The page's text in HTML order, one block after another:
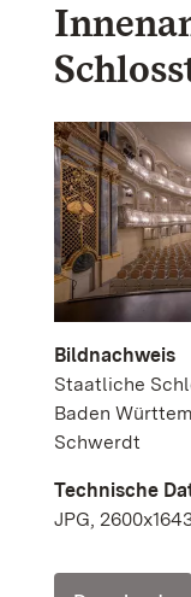
Bildnachweis
Staatliche
Baden
Schwerdt
Technische
JPG,